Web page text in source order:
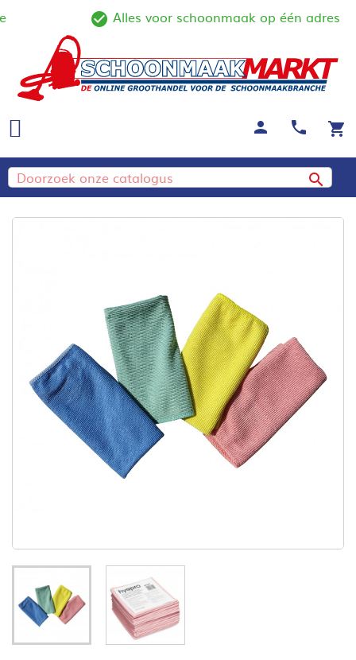
check_circle_outline
Alles voor schoonmaak op één adres
shopping_cart
call
person
